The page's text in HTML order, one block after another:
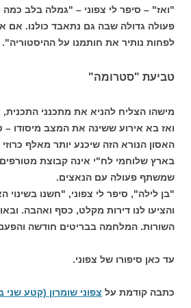
"ואז" – סיפר לי צפוני – "גמלה בלב
פעולה גדולה שבה גם נתאבד כולנו. אם
לפחות נותיר את חותמנו על ההיסטוריה".
טביעת "סטרומה"
מישהו הצליח להניא את מתכנני
ואז בא אירוע ששינה את המצב מיסודו –
האסון הנורא הזה שיכנע יותר מאלף
בארץ שלוחמי לח"י אינה קבוצת מטורפים
שמשתף פעולה עם הנאצים.
"בן לילה", סיפר לי צפוני, "חשנו בשינוי
והציעו לנו דירות מקלט, כסף ואהבה.
השורות. המלחמה בבריטים חודשה
עד כאן סיפורו של צפוני.
כתבה קודמת על צפוני שומרון (קטע שני